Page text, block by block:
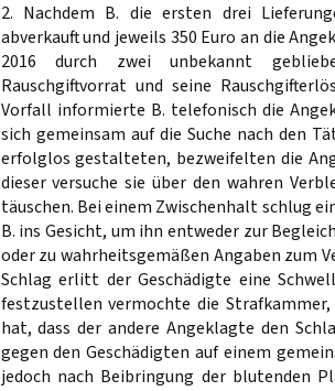
2. Nachdem B. die ersten drei
abverkauft und jeweils 350 Euro an die
2016 durch zwei unbekannt
Rauschgiftvorrat und seine
Vorfall informierte B. telefonisch die
sich gemeinsam auf die Suche nach den
erfolglos gestalteten, bezweifelten die
dieser versuche sie über den wahren
täuschen. Bei einem Zwischenhalt schlug
B. ins Gesicht, um ihn entweder zur
oder zu wahrheitsgemäßen Angaben zum
Schlag erlitt der Geschädigte eine
festzustellen vermochte die
hat, dass der andere Angeklagte den
gegen den Geschädigten auf einem
jedoch nach Beibringung der blutenden